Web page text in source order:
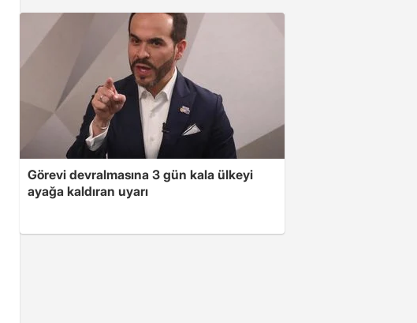
Görevi devralmasına 3 gün kala ülkeyi
ayağa kaldıran uyarı